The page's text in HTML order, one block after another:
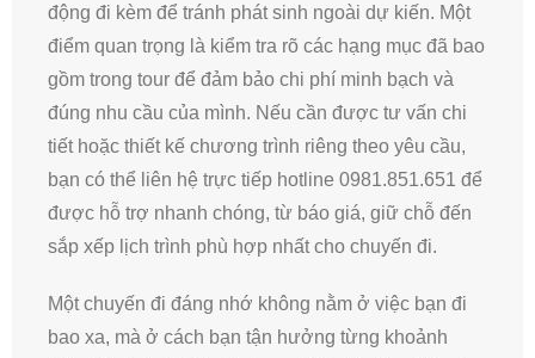
động đi kèm để tránh phát sinh ngoài dự kiến. Một
điểm quan trọng là kiểm tra rõ các hạng mục đã bao
gồm trong tour để đảm bảo chi phí minh bạch và
đúng nhu cầu của mình. Nếu cần được tư vấn chi
tiết hoặc thiết kế chương trình riêng theo yêu cầu,
bạn có thể liên hệ trực tiếp hotline 0981.851.651 để
được hỗ trợ nhanh chóng, từ báo giá, giữ chỗ đến
sắp xếp lịch trình phù hợp nhất cho chuyến đi.
Một chuyến đi đáng nhớ không nằm ở việc bạn đi
bao xa, mà ở cách bạn tận hưởng từng khoảnh